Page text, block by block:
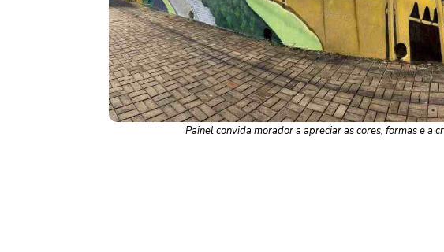
Painel convida morador a apreciar as cores, formas e a